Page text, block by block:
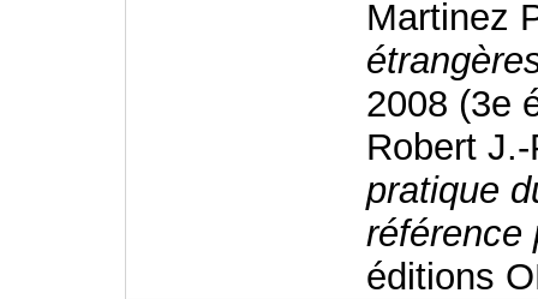
Martinez
2008 (3e
Robert
pratique
référence
éditions